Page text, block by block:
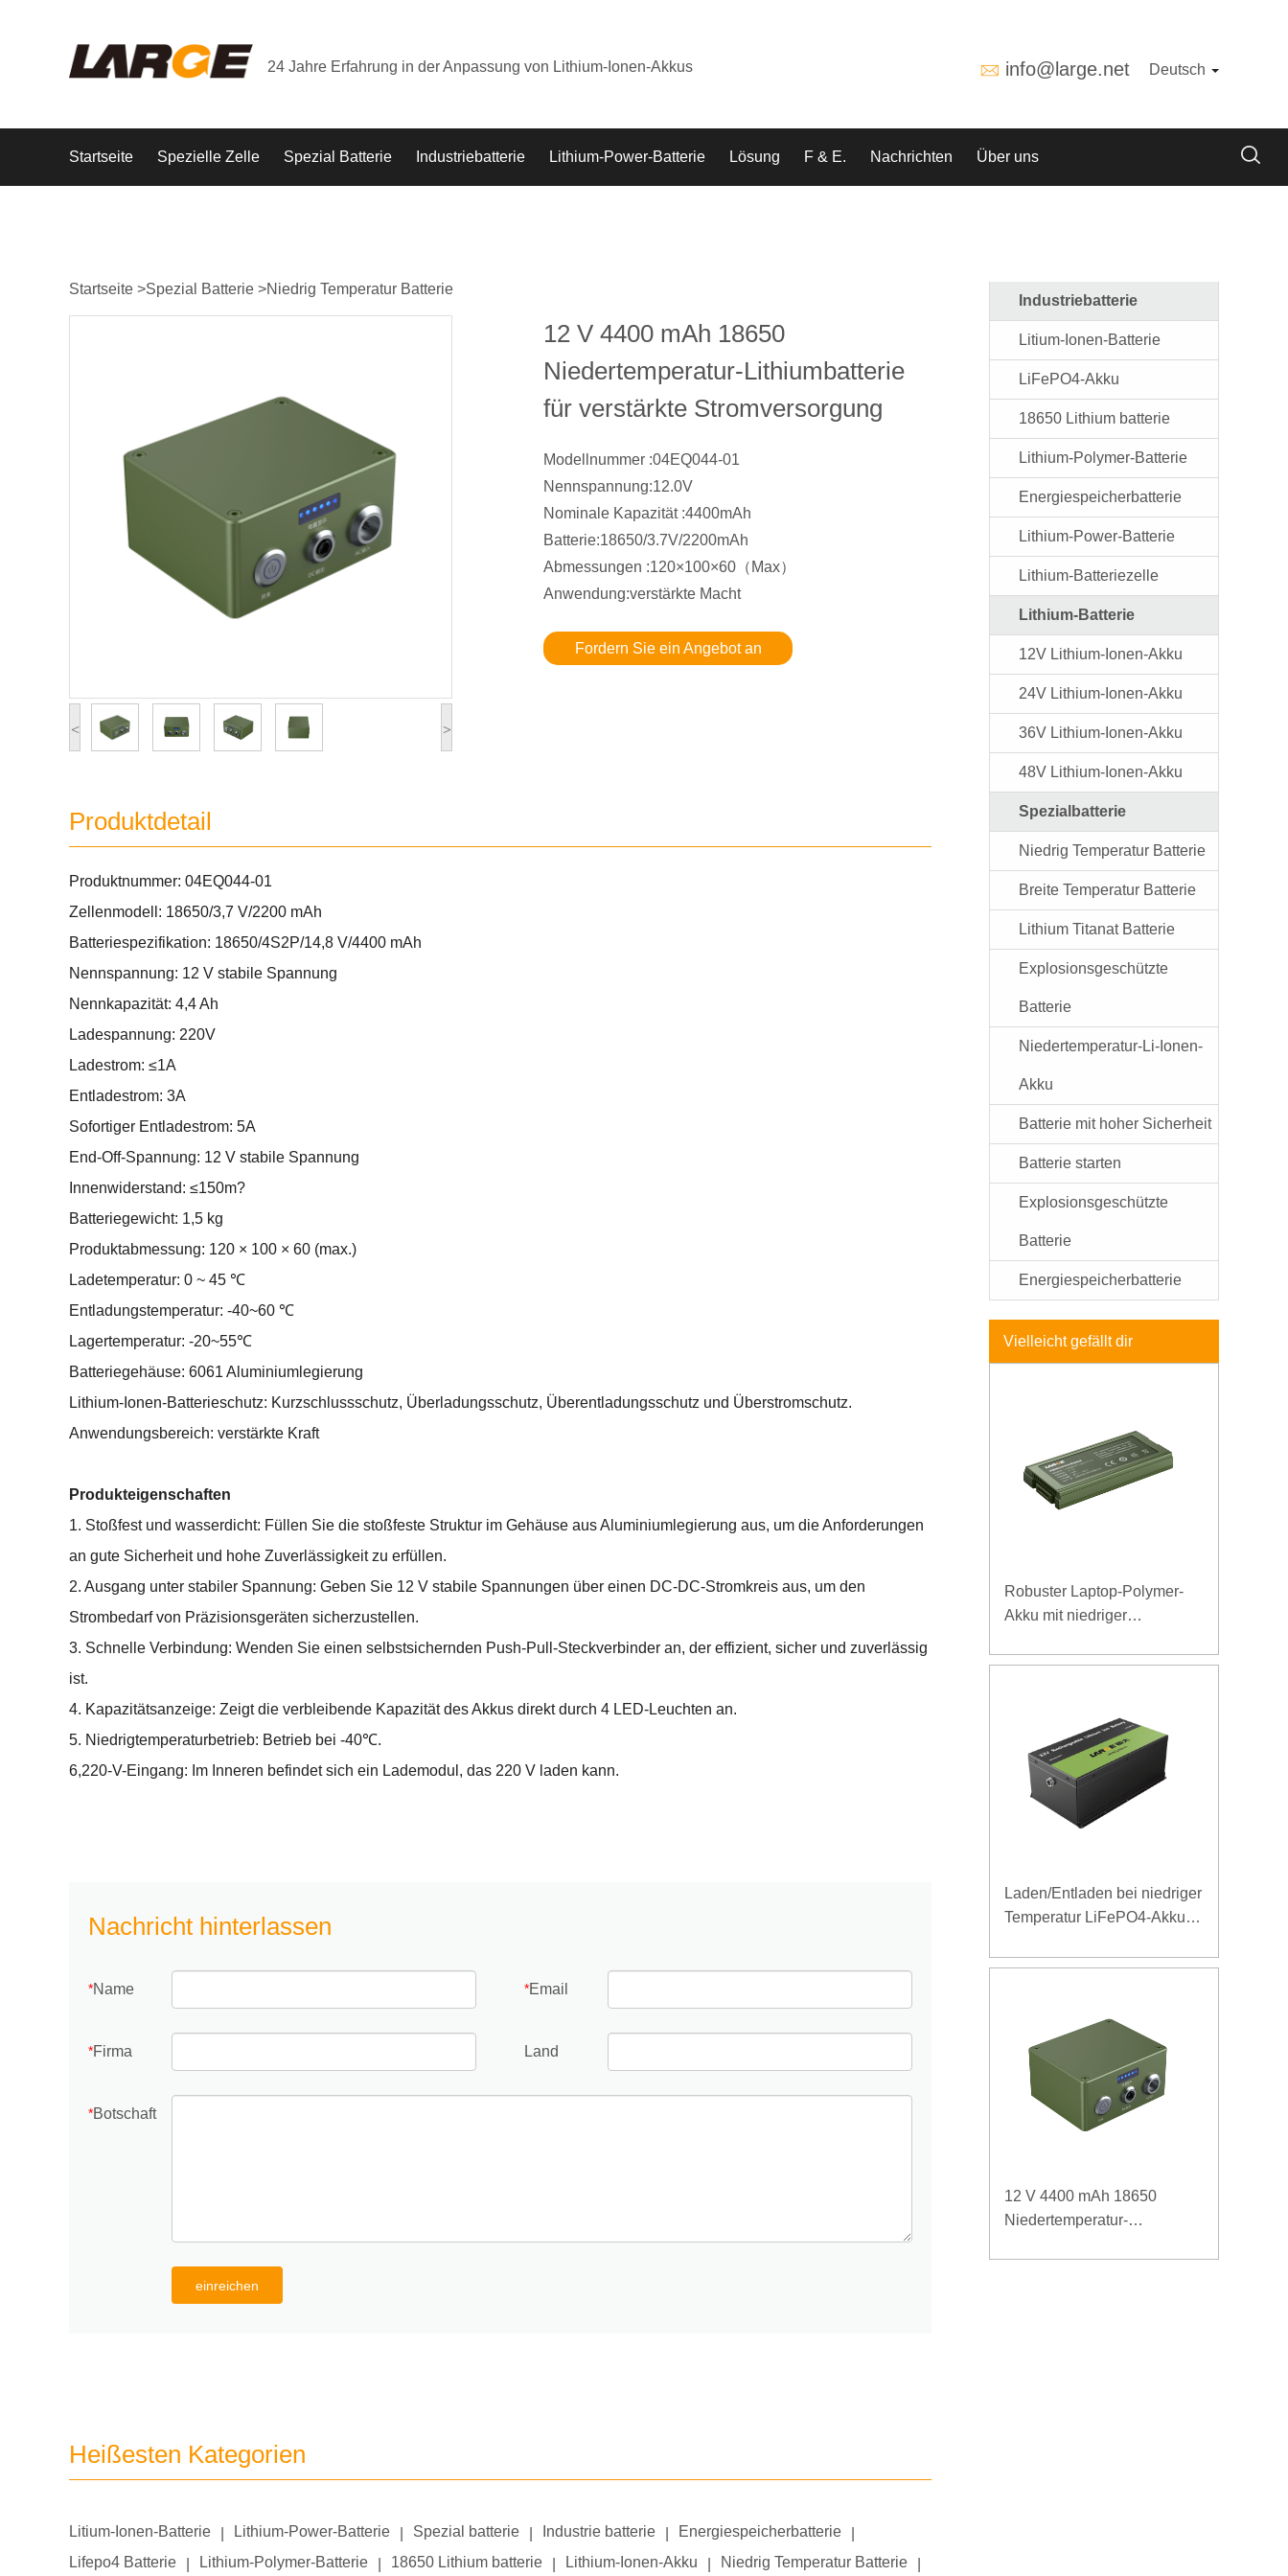
24 Jahre Erfahrung in der Anpassung von Lithium-Ionen-Akkus info@large.net Deutsch
Startseite Spezielle Zelle Spezial Batterie Industriebatterie Lithium-Power-Batterie Lösung F & E. Nachrichten Über uns
Startseite >Spezial Batterie >Niedrig Temperatur Batterie
12 V 4400 mAh 18650
Niedertemperatur-Lithiumbatterie
für verstärkte Stromversorgung
Modellnummer :04EQ044-01
Nennspannung:12.0V
Nominale Kapazität :4400mAh
Batterie:18650/3.7V/2200mAh
Abmessungen :120×100×60（Max）
Anwendung:verstärkte Macht
Fordern Sie ein Angebot an
< >
Produktdetail
Produktnummer: 04EQ044-01
Zellenmodell: 18650/3,7 V/2200 mAh
Batteriespezifikation: 18650/4S2P/14,8 V/4400 mAh
Nennspannung: 12 V stabile Spannung
Nennkapazität: 4,4 Ah
Ladespannung: 220V
Ladestrom: ≤1A
Entladestrom: 3A
Sofortiger Entladestrom: 5A
End-Off-Spannung: 12 V stabile Spannung
Innenwiderstand: ≤150m?
Batteriegewicht: 1,5 kg
Produktabmessung: 120 × 100 × 60 (max.)
Ladetemperatur: 0 ~ 45 ℃
Entladungstemperatur: -40~60 ℃
Lagertemperatur: -20~55℃
Batteriegehäuse: 6061 Aluminiumlegierung
Lithium-Ionen-Batterieschutz: Kurzschlussschutz, Überladungsschutz, Überentladungsschutz und Überstromschutz.
Anwendungsbereich: verstärkte Kraft
Produkteigenschaften
1. Stoßfest und wasserdicht: Füllen Sie die stoßfeste Struktur im Gehäuse aus Aluminiumlegierung aus, um die Anforderungen
an gute Sicherheit und hohe Zuverlässigkeit zu erfüllen.
2. Ausgang unter stabiler Spannung: Geben Sie 12 V stabile Spannungen über einen DC-DC-Stromkreis aus, um den
Strombedarf von Präzisionsgeräten sicherzustellen.
3. Schnelle Verbindung: Wenden Sie einen selbstsichernden Push-Pull-Steckverbinder an, der effizient, sicher und zuverlässig
ist.
4. Kapazitätsanzeige: Zeigt die verbleibende Kapazität des Akkus direkt durch 4 LED-Leuchten an.
5. Niedrigtemperaturbetrieb: Betrieb bei -40℃.
6,220-V-Eingang: Im Inneren befindet sich ein Lademodul, das 220 V laden kann.
Nachricht hinterlassen
*Name *Email
*Firma Land
*Botschaft
einreichen
Heißesten Kategorien
Litium-Ionen-Batterie Lithium-Power-Batterie Spezial batterie Industrie batterie Energiespeicherbatterie
Lifepo4 Batterie
Lithium-Polymer-Batterie 18650 Lithium batterie Lithium-Ionen-Akku Niedrig Temperatur Batterie
Industriebatterie
Litium-Ionen-Batterie
LiFePO4-Akku
18650 Lithium batterie
Lithium-Polymer-Batterie
Energiespeicherbatterie
Lithium-Power-Batterie
Lithium-Batteriezelle
Lithium-Batterie
12V Lithium-Ionen-Akku
24V Lithium-Ionen-Akku
36V Lithium-Ionen-Akku
48V Lithium-Ionen-Akku
Spezialbatterie
Niedrig Temperatur Batterie
Breite Temperatur Batterie
Lithium Titanat Batterie
Explosionsgeschützte
Batterie
Niedertemperatur-Li-Ionen-
Akku
Batterie mit hoher Sicherheit
Batterie starten
Explosionsgeschützte
Batterie
Energiespeicherbatterie
Vielleicht gefällt dir
Robuster Laptop-Polymer-
Akku mit niedriger
Energiedichte, 11,1 V, 7800
Laden/Entladen bei niedriger
Temperatur LiFePO4-Akku
Telekommunikations-
12 V 4400 mAh 18650
Niedertemperatur-